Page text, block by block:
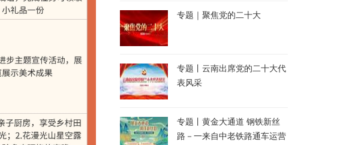
专题｜聚焦党的二十大
专题丨云南出席党的二十大代
表风采
专题丨黄金大通道 钢铁新丝
路－一来自中老铁路通车运营